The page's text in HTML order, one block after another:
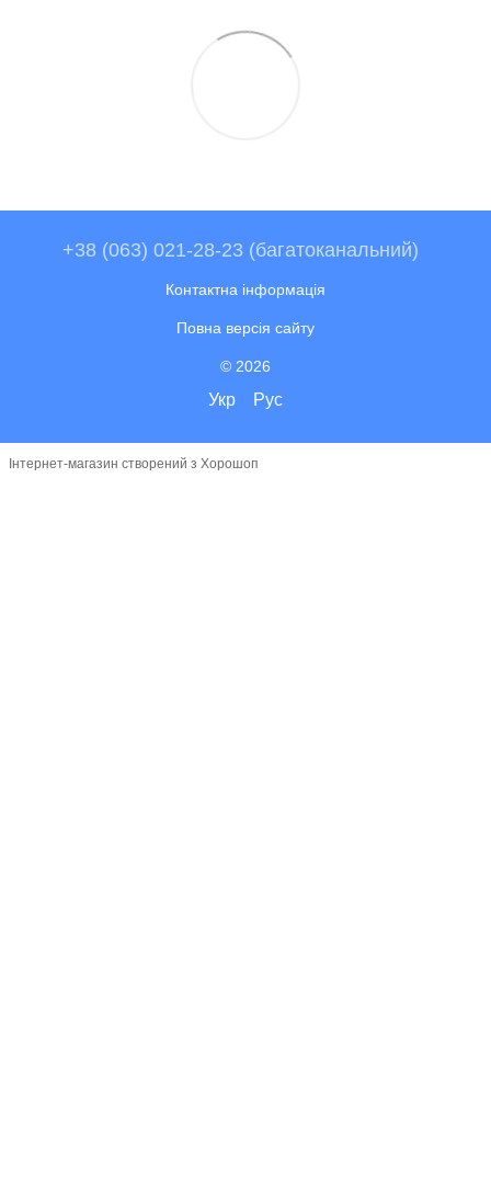
+38 (063) 021-28-23 (багатоканальний)
Контактна інформація
Повна версія сайту
© 2026
Укр Рус
Інтернет-магазин створений з Хорошоп